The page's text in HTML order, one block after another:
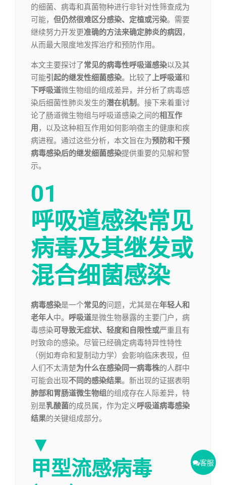
的细菌、病毒和真菌物种进行非针对性筛查成为
可能， 但仍然很难区分感染、定植或污染。需要
继续努力开发更准确的方法来确定肺炎的病因 ，
从而最大限度地发挥治疗和预防作用。
本文主要探讨了常见的病毒性呼吸道感染以及其
可能引起的继发性细菌感染。比较了上呼吸道和
下呼吸道微生物组的组成差异，并分析了病毒感
染后细菌性肺炎发生的潜在机制。接下来着重讨
论了肠道微生物组与呼吸道感染之间的相互作
用 ，以及这种相互作用如何影响宿主的健康和疾
病进程。通过这些分析，本文旨在为预防和干预
病毒感染后的继发细菌感染提供重要的见解和警
示。
01
呼吸道感染常见
病毒及其继发或
混合细菌感染
病毒感染是一个常见的问题，尤其是在年轻人和
老年人中。 呼吸道是微生物暴露的主要门户，病
毒感染可导致无症状、轻度和自限性或严重且有
时致命的感染。尽管已经确定病毒特异性特性
（例如寿命和复制动力学）会影响临床表现，但
人们不太清楚为什么在感染同一病毒株的人群中
可能会出现不同的感染结果。新出现的证据表明
肺部和胃肠道微生物组的组成存在人际差异，特
别是乳酸菌的成员属，作为定义呼吸道病毒感染
结果的关键组成部分。
▼
甲型流感病毒
客服